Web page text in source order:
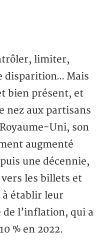
limiter,
disparition… Mais
bien présent, et
nez aux partisans
Uni, son
augmenté
une décennie,
les billets et
à établir leur
l’inflation, qui a
% en 2022.